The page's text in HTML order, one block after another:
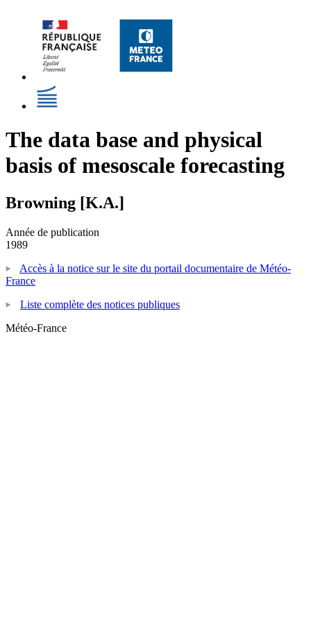
The data base and physical
basis of mesoscale forecasting
Browning [K.A.]
Année de publication
1989
Accès à la notice sur le site du portail documentaire de Météo-
France
Liste complète des notices publiques
Météo-France